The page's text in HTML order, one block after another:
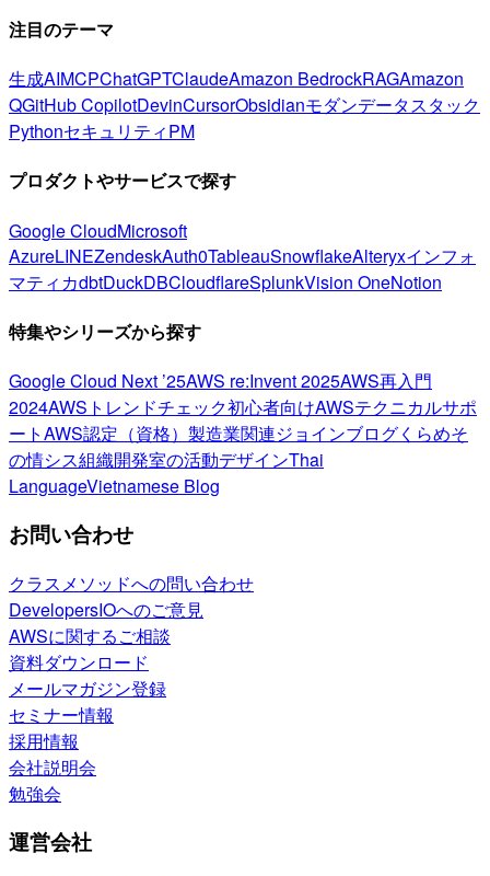
注目のテーマ
生成AIMCPChatGPTClaudeAmazon BedrockRAGAmazon
QGitHub CopilotDevinCursorObsidianモダンデータスタック
PythonセキュリティPM
プロダクトやサービスで探す
Google CloudMicrosoft
AzureLINEZendeskAuth0TableauSnowflakeAlteryxインフォ
マティカdbtDuckDBCloudflareSplunkVision OneNotion
特集やシリーズから探す
Google Cloud Next ’25AWS re:Invent 2025AWS再入門
2024AWSトレンドチェック初心者向けAWSテクニカルサポ
ートAWS認定（資格） 製造業関連ジョインブログくらめそ
の情シス組織開発室の活動デザインThai
LanguageVietnamese Blog
お問い合わせ
クラスメソッドへの問い合わせ
DevelopersIOへのご意見
AWSに関するご相談
資料ダウンロード
メールマガジン登録
セミナー情報
採用情報
会社説明会
勉強会
運営会社